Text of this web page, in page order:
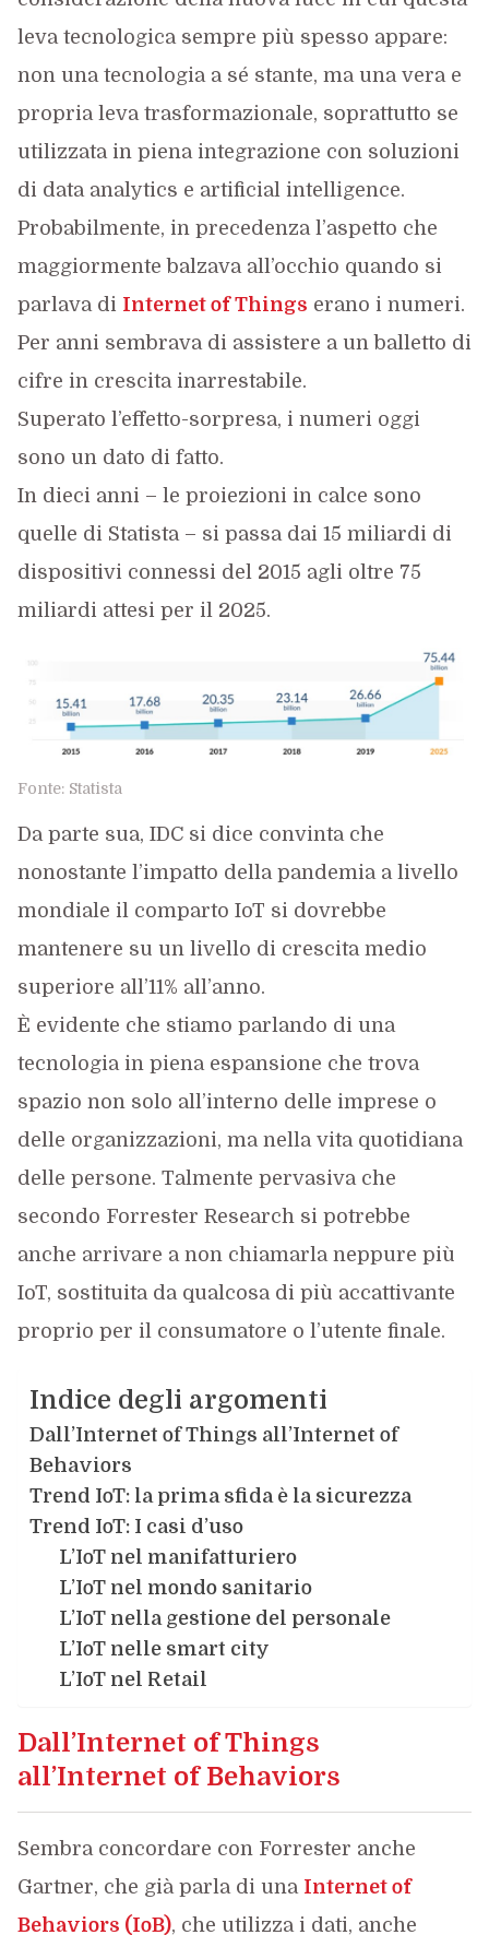
leva tecnologica sempre più spesso appare:
non una tecnologia a sé stante, ma una vera e
propria leva trasformazionale, soprattutto se
utilizzata in piena integrazione con soluzioni
di data analytics e artificial intelligence.
Probabilmente, in precedenza l’aspetto che
maggiormente balzava all’occhio quando si
parlava di Internet of Things erano i numeri.
Per anni sembrava di assistere a un balletto di
cifre in crescita inarrestabile.
Superato l’effetto-sorpresa, i numeri oggi
sono un dato di fatto.
In dieci anni – le proiezioni in calce sono
quelle di Statista – si passa dai 15 miliardi di
dispositivi connessi del 2015 agli oltre 75
miliardi attesi per il 2025.
Fonte: Statista
Da parte sua, IDC si dice convinta che
nonostante l’impatto della pandemia a livello
mondiale il comparto IoT si dovrebbe
mantenere su un livello di crescita medio
superiore all’11% all’anno.
È evidente che stiamo parlando di una
tecnologia in piena espansione che trova
spazio non solo all’interno delle imprese o
delle organizzazioni, ma nella vita quotidiana
delle persone. Talmente pervasiva che
secondo Forrester Research si potrebbe
anche arrivare a non chiamarla neppure più
IoT, sostituita da qualcosa di più accattivante
proprio per il consumatore o l’utente finale.
Indice degli argomenti
Dall’Internet of Things all’Internet of
Behaviors
Trend IoT: la prima sfida è la sicurezza
Trend IoT: I casi d’uso
L’IoT nel manifatturiero
L’IoT nel mondo sanitario
L’IoT nella gestione del personale
L’IoT nelle smart city
L’IoT nel Retail
Dall’Internet of Things
all’Internet of Behaviors
Sembra concordare con Forrester anche
Gartner, che già parla di una Internet of
Behaviors (IoB), che utilizza i dati, anche